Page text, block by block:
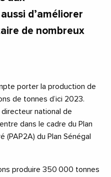
d’améliorer
de nombreux
porter la production de
de tonnes d’ici 2023.
directeur national de
dans le cadre du Plan
(PAP2A) du Plan Sénégal
produire 350 000 tonnes